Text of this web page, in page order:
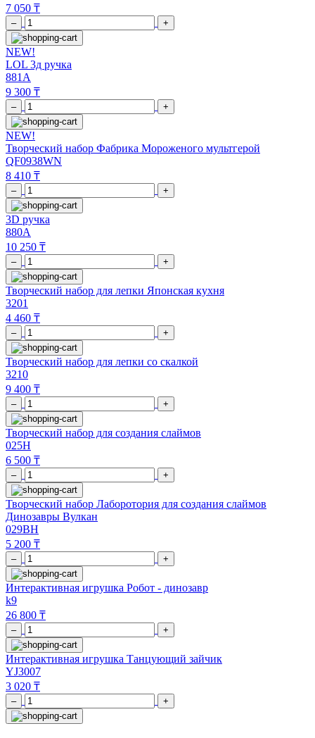
7 050 ₸
– +
NEW!
LOL 3д ручка
881A
9 300 ₸
– +
NEW!
Творческий набор Фабрика Мороженого мультгерой
QF0938WN
8 410 ₸
– +
3D ручка
880A
10 250 ₸
– +
Творческий набор для лепки Японская кухня
3201
4 460 ₸
– +
Творческий набор для лепки со скалкой
3210
9 400 ₸
– +
Творческий набор для создания слаймов
025H
6 500 ₸
– +
Творческий набор Лаборотория для создания слаймов
Динозавры Вулкан
029BH
5 200 ₸
– +
Интерактивная игрушка Робот - динозавр
k9
26 800 ₸
– +
Интерактивная игрушка Танцующий зайчик
YJ3007
3 020 ₸
– +